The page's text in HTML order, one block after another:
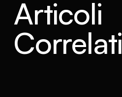
Articoli
Correlati